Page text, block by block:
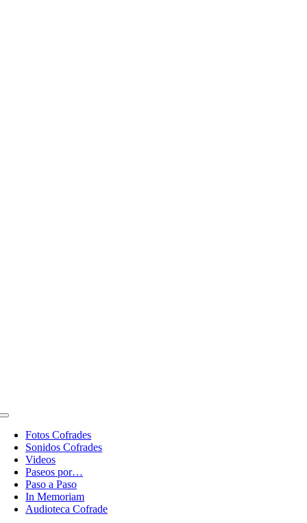
Toggle
NavigationFotos Cofrades
Sonidos Cofrades
Videos
Paseos por…
Paso a Paso
In Memoriam
Audioteca Cofrade